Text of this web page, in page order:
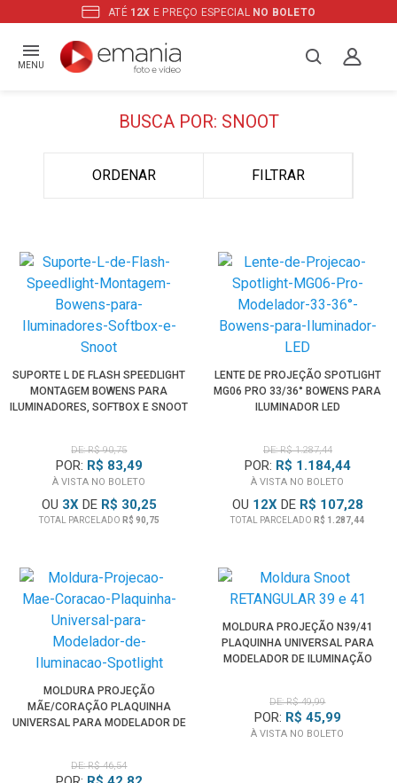
ATÉ 12X E PREÇO ESPECIAL NO BOLETO
MENU
BUSCA POR: SNOOT
ORDENAR FILTRAR
SUPORTE L DE FLASH SPEEDLIGHT
MONTAGEM BOWENS PARA
ILUMINADORES, SOFTBOX E SNOOT
DE: R$ 90,75
POR: R$ 83,49
À VISTA NO BOLETO
OU 3XDE R$ 30,25
TOTAL PARCELADO R$ 90,75
LENTE DE PROJEÇÃO SPOTLIGHT
MG06 PRO 33/36° BOWENS PARA
ILUMINADOR LED
DE: R$ 1.287,44
POR: R$ 1.184,44
À VISTA NO BOLETO
OU 12XDE R$ 107,28
TOTAL PARCELADO R$ 1.287,44
MOLDURA PROJEÇÃO
MÃE/CORAÇÃO PLAQUINHA
UNIVERSAL PARA MODELADOR DE
DE: R$ 46,54
MOLDURA PROJEÇÃO N39/41
PLAQUINHA UNIVERSAL PARA
MODELADOR DE ILUMINAÇÃO
DE: R$ 49,99
POR: R$ 45,99
À VISTA NO BOLETO